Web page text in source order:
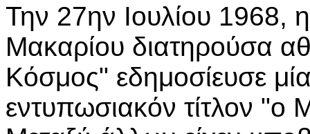
Την 27ην Ιουλίου 1968,
Μακαρίου διατηρούσα
Κόσμος" εδημοσίευσε
εντυπωσιακόν τίτλον "ο